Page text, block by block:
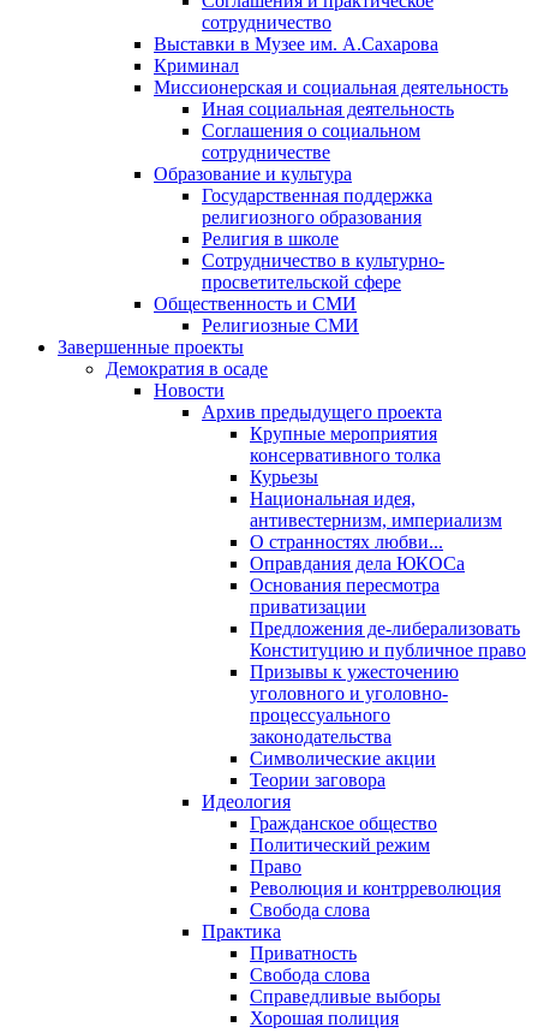
сотрудничество
Выставки в Музее им. А.Сахарова
Криминал
Миссионерская и социальная деятельность
Иная социальная деятельность
Соглашения о социальном
сотрудничестве
Образование и культура
Государственная поддержка
религиозного образования
Религия в школе
Сотрудничество в культурно-
просветительской сфере
Общественность и СМИ
Религиозные СМИ
Завершенные проекты
Демократия в осаде
Новости
Архив предыдущего проекта
Крупные мероприятия
консервативного толка
Курьезы
Национальная идея,
антивестернизм, империализм
О странностях любви...
Оправдания дела ЮКОСа
Основания пересмотра
приватизации
Предложения де-либерализовать
Конституцию и публичное право
Призывы к ужесточению
уголовного и уголовно-
процессуального
законодательства
Символические акции
Теории заговора
Идеология
Гражданское общество
Политический режим
Право
Революция и контрреволюция
Свобода слова
Практика
Приватность
Свобода слова
Справедливые выборы
Хорошая полиция